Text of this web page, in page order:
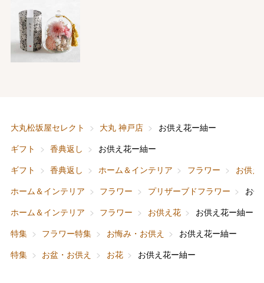
大丸松坂屋セレクト 大丸 神戸店
お供え花ー紬ー
ギフト
香典返し
お供え花ー紬ー
ギフト
香典返し ホーム＆インテリア フラワー
お供え
ホーム＆インテリア
フラワー プリザーブドフラワー
お
ホーム＆インテリア
フラワー お供え花
お供え花ー紬ー
特集
フラワー特集 お悔み・お供え
お供え花ー紬ー
特集
お盆・お供え お花 お供え花ー紬ー
ファッション
ホーム＆インテリア
ベビー＆キッズ
出産内祝い
結婚内祝い
お香典返し
快気祝い
ホワイトデー
母の日
父の日
お中元
敬老の日